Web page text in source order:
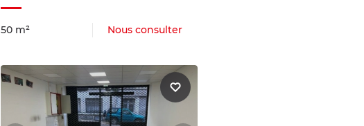
50 m² Nous consulter